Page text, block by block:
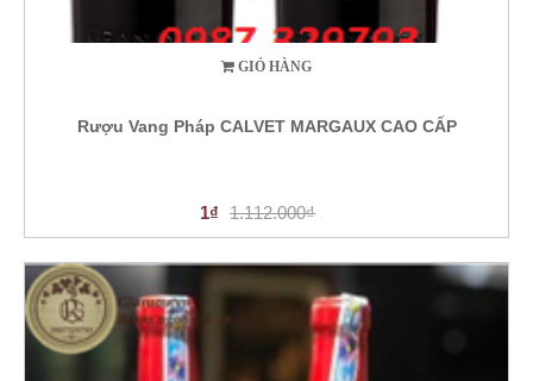
GIỎ HÀNG
Rượu Vang Pháp CALVET MARGAUX CAO CẤP
1₫ 1.112.000₫